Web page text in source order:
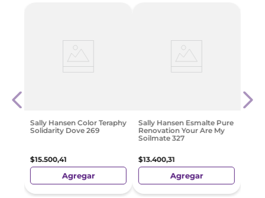
Sally Hansen Color Teraphy
Solidarity Dove 269
$15.500,41
Agregar
Sally Hansen Esmalte Pure
Renovation Your Are My
Soilmate 327
$13.400,31
Agregar